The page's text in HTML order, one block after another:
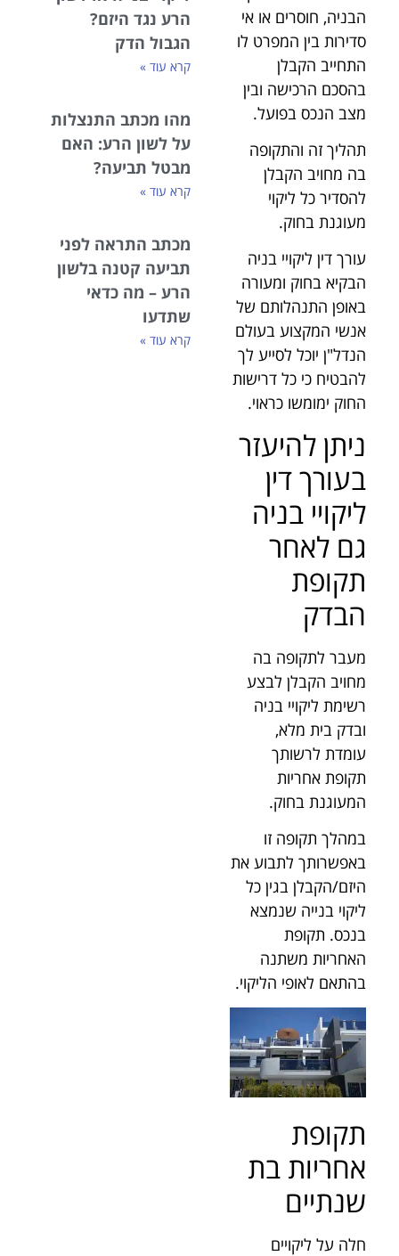
הבניה, חוסרים או אי
סדירות בין המפרט לו
התחייב הקבלן
בהסכם הרכישה ובין
מצב הנכס בפועל.
תהליך זה והתקופה
בה מחויב הקבלן
להסדיר כל ליקוי
מעוגנת בחוק.
עורך דין ליקויי בניה
הבקיא בחוק ומעורה
באופן התנהלותם של
אנשי המקצוע בעולם
הנדל"ן יוכל לסייע לך
להבטיח כי כל דרישות
החוק ימומשו כראוי.
ניתן להיעזר
בעורך דין
ליקויי בניה
גם לאחר
תקופת
הבדק
מעבר לתקופה בה
מחויב הקבלן לבצע
רשימת ליקויי בניה
ובדק בית מלא,
עומדת לרשותך
תקופת אחריות
המעוגנת בחוק.
במהלך תקופה זו
באפשרותך לתבוע את
היזם/הקבלן בגין כל
ליקוי בנייה שנמצא
בנכס. תקופת
האחריות משתנה
בהתאם לאופי הליקוי.
תקופת
אחריות בת
שנתיים
חלה על ליקויים
הרע נגד היזם?
הגבול הדק
קרא עוד »
מהו מכתב התנצלות
על לשון הרע: האם
מבטל תביעה?
קרא עוד »
מכתב התראה לפני
תביעה קטנה בלשון
הרע – מה כדאי
שתדעו
קרא עוד »